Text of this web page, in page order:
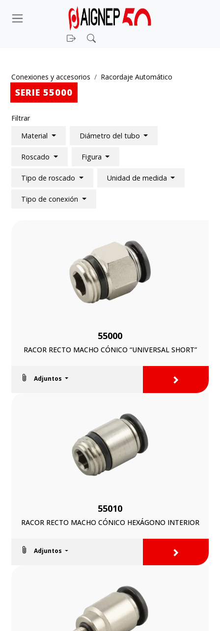
Iniciar sesión
Conexiones y accesorios Racordaje Automático
SERIE 55000
Filtrar
Material
Diámetro del tubo
Roscado Figura
Tipo de roscado Unidad de medida
Tipo de conexión
55000
RACOR RECTO MACHO CÓNICO “UNIVERSAL SHORT”
Adjuntos >
55010
RACOR RECTO MACHO CÓNICO HEXÁGONO INTERIOR
Adjuntos >